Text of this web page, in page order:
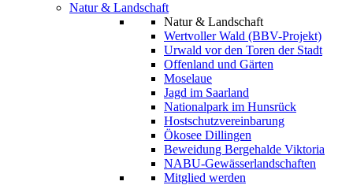
Natur & Landschaft
Natur & Landschaft
Wertvoller Wald (BBV-Projekt)
Urwald vor den Toren der Stadt
Offenland und Gärten
Moselaue
Jagd im Saarland
Nationalpark im Hunsrück
Hostschutzvereinbarung
Ökosee Dillingen
Beweidung Bergehalde Viktoria
NABU-Gewässerlandschaften
Mitglied werden